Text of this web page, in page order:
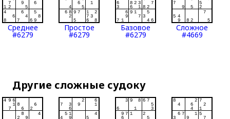
Среднее
#6279
Простое
#6279
Базовое
#6279
Сложное
#4669
Другие сложные судоку